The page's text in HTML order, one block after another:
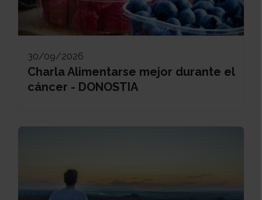
30/09/2026
Charla Alimentarse mejor durante el
cáncer - DONOSTIA